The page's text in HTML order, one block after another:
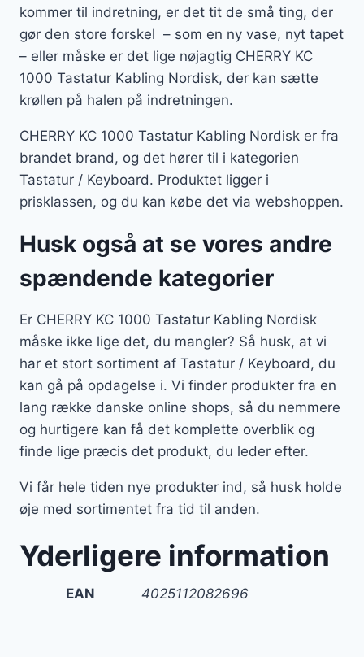
kommer til indretning, er det tit de små ting, der
gør den store forskel – som en ny vase, nyt tapet
– eller måske er det lige nøjagtig CHERRY KC
1000 Tastatur Kabling Nordisk, der kan sætte
krøllen på halen på indretningen.
CHERRY KC 1000 Tastatur Kabling Nordisk er fra
brandet brand, og det hører til i kategorien
Tastatur / Keyboard. Produktet ligger i
prisklassen, og du kan købe det via webshoppen.
Husk også at se vores andre
spændende kategorier
Er CHERRY KC 1000 Tastatur Kabling Nordisk
måske ikke lige det, du mangler? Så husk, at vi
har et stort sortiment af Tastatur / Keyboard, du
kan gå på opdagelse i. Vi finder produkter fra en
lang række danske online shops, så du nemmere
og hurtigere kan få det komplette overblik og
finde lige præcis det produkt, du leder efter.
Vi får hele tiden nye produkter ind, så husk holde
øje med sortimentet fra tid til anden.
Yderligere information
EAN 4025112082696